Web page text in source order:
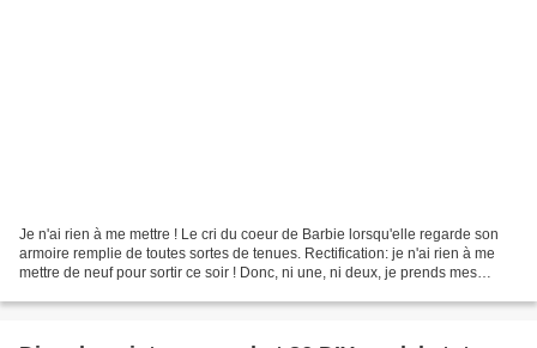
Je n'ai rien à me mettre ! Le cri du coeur de Barbie lorsqu'elle regarde son
armoire remplie de toutes sortes de tenues. Rectification: je n'ai rien à me
mettre de neuf pour sortir ce soir ! Donc, ni une, ni deux, je prends mes